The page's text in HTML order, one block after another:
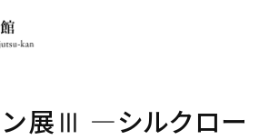
ン展Ⅲ ―シルクロー